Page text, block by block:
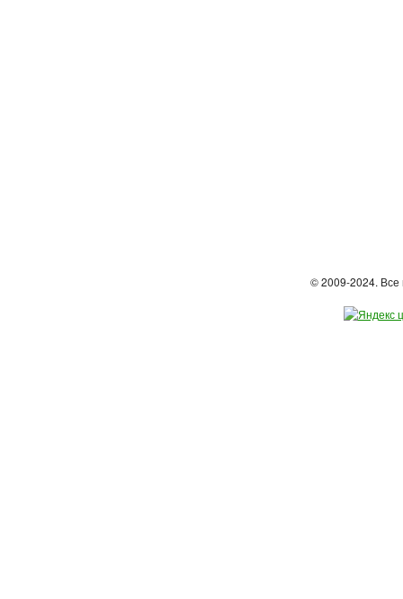
© 2009-2024.